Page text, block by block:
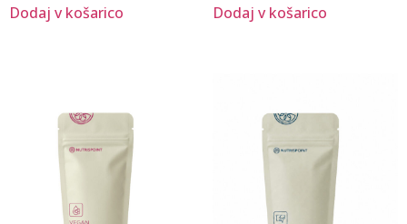
Dodaj v košarico Dodaj v košarico